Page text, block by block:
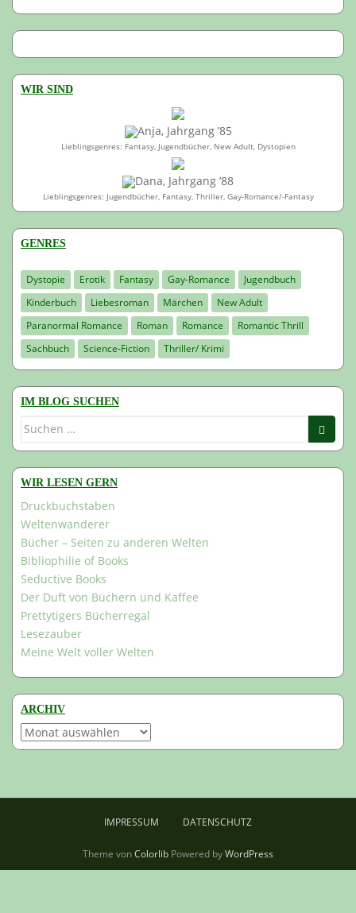
WIR SIND
Anja, Jahrgang ’85
Lieblingsgenres: Fantasy, Jugendbücher, New Adult, Dystopien
Dana, Jahrgang ’88
Lieblingsgenres: Jugendbücher, Fantasy, Thriller, Gay-Romance/-Fantasy
GENRES
Dystopie Erotik Fantasy Gay-Romance
Jugendbuch
Kinderbuch
Liebesroman Märchen
New Adult
Paranormal Romance
Roman Romance
Romantic Thrill
Sachbuch
Science-Fiction Thriller/ Krimi
IM BLOG SUCHEN
Suchen
WIR LESEN GERN
Druckbuchstaben
Weltenwanderer
Bücher – Seiten zu anderen Welten
Bibliophilie of Books
Seductive Books
Der Duft von Büchern und Kaffee
Prettytigers Bücherregal
Lesezauber
Meine Welt voller Welten
ARCHIV
Archiv
IMPRESSUM DATENSCHUTZ
Theme vonColorlib Powered byWordPress